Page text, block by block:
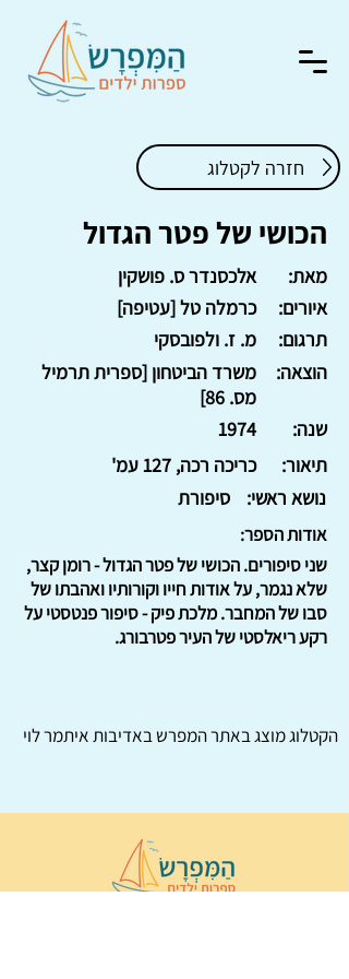
חזרה לקטלוג
הכושי של פטר הגדול
אלכסנדר ס. פושקין
מאת:
כרמלה טל [עטיפה]
איורים:
מ. ז. ולפובסקי
תרגום:
משרד הביטחון [ספרית תרמיל
מס. 86]
הוצאה:
1974
שנה:
כריכה רכה, 127 עמ'
תיאור:
סיפורת
נושא ראשי:
אודות הספר:
שני סיפורים. הכושי של פטר הגדול - רומן קצר,
שלא נגמר, על אודות חייו וקורותיו ואהבתו של
סבו של המחבר. מלכת פיק - סיפור פנטסטי על
רקע ריאלסטי של העיר פטרבורג.
הקטלוג מוצג באתרהמפרשבאדיבות איתמר לוי